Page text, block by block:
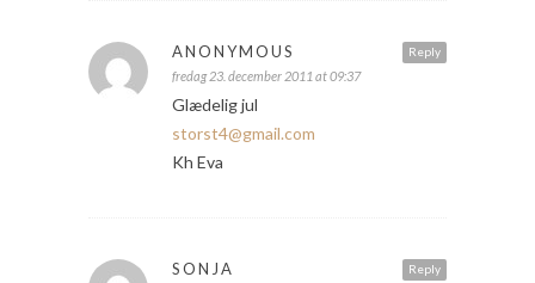
Reply
ANONYMOUS
fredag 23. december 2011 at 09:37
Glædelig jul
storst4@gmail.com
Kh Eva
Reply
SONJA